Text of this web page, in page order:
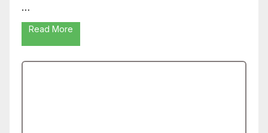
…
Read More